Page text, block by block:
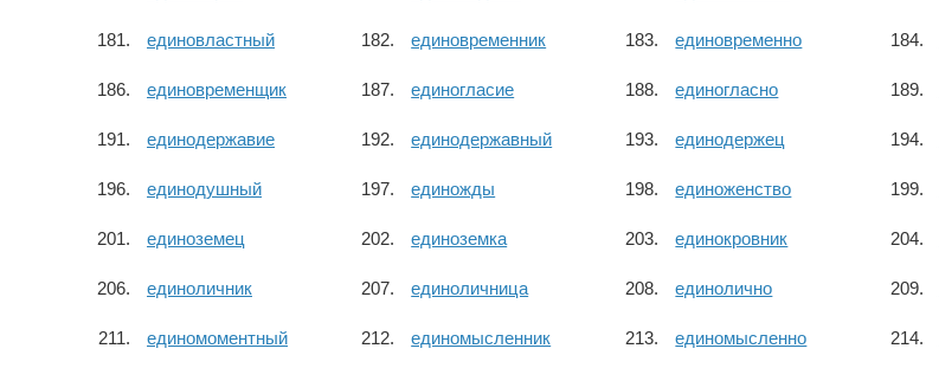
единовластный единовременник единовременно
единовременщик единогласие единогласно
единодержавие единодержавный единодержец
единодушный единожды единоженство
единоземец единоземка единокровник
единоличник единоличница единолично
единомоментный единомысленник единомысленно